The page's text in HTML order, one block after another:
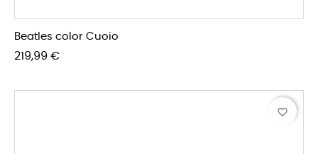
Beatles color Cuoio
Prezzo
219,99 €
favorite_border